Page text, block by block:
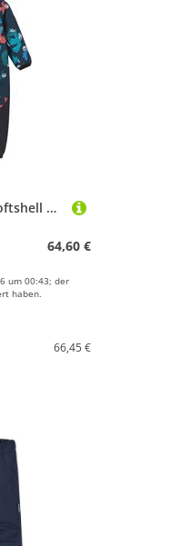
reima Kinder Mjosa Softshell Print Overall
64,60 €
um 00:43; der
haben.
66,45 €